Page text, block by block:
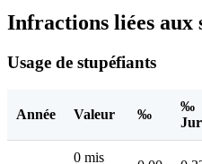
Infractions liées aux
Usage de stupéfiants
Année Valeur ‰
‰
0 mis